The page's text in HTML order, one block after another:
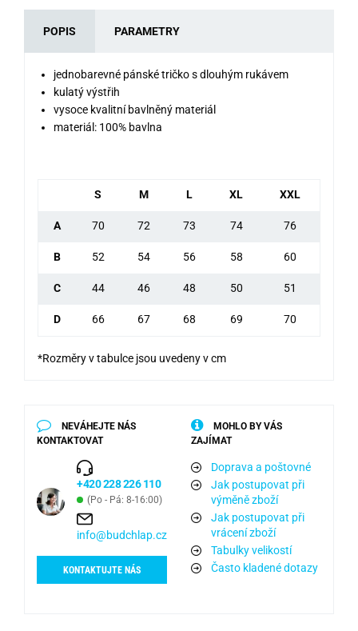
POPIS PARAMETRY
jednobarevné pánské tričko s dlouhým rukávem
kulatý výstřih
vysoce kvalitní bavlněný materiál
materiál: 100% bavlna
S M L XL XXL
A 70 72 73 74 76
B 52 54 56 58 60
C 44 46 48 50 51
D 66 67 68 69 70
*Rozměry v tabulce jsou uvedeny v cm
NEVÁHEJTE NÁS
KONTAKTOVAT
+420 228 226 110
(Po - Pá: 8-16:00)
info@budchlap.cz
KONTAKTUJTE NÁS
MOHLO BY VÁS
ZAJÍMAT
Doprava a poštovné
Jak postupovat při
výměně zboží
Jak postupovat při
vrácení zboží
Tabulky velikostí
Často kladené dotazy